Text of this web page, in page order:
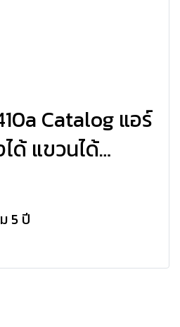
Catalog แอร์
ด้ แขวนได้
มดา
5 ปี